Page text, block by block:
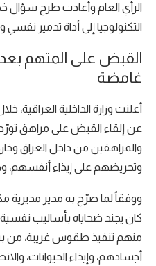
الرأي العام وأعادت طرح سؤال
التكنولوجيا إلى أداة تدمير نفسي
القبض على المتهم
غامضة
أعلنت وزارة الداخلية العراقية،
عن إلقاء القبض على مراهق
والمراهقين من داخل العراق
وتحريضهم على إيذاء أنفسهم،
ووفقاً لما صرّح به مدير مديرية
كان يجند ضحاياه بأساليب
منهم تنفيذ طقوس غريبة، من
أجسادهم، وإيذاء الحيوانات،